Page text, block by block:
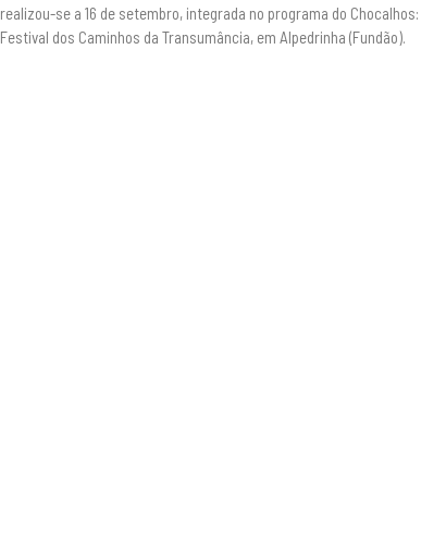
realizou-se a 16 de setembro, integrada no programa do Chocalhos:
Festival dos Caminhos da Transumância, em Alpedrinha (Fundão).